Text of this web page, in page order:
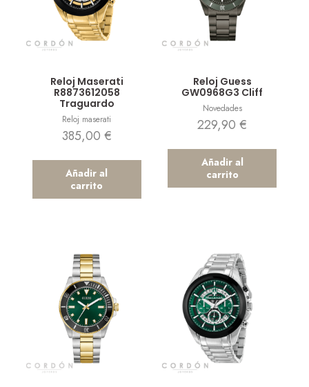
Reloj Maserati
R8873612058
Traguardo
Reloj maserati
385,00 €
Añadir al
carrito
Reloj Guess
GW0968G3 Cliff
Novedades
229,90€
Añadir al
carrito